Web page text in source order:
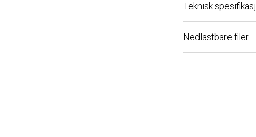
Teknisk spesifikasjon
Nedlastbare filer